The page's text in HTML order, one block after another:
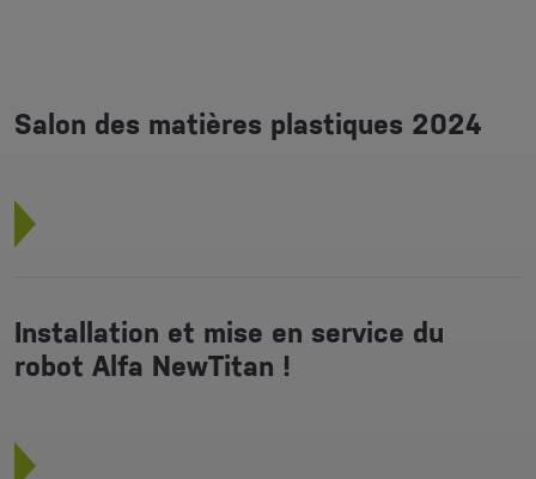
Salon des matières plastiques 2024
Installation et mise en service du
robot Alfa NewTitan !